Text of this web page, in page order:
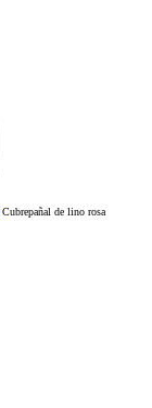
Cubrepañal de lino rosa